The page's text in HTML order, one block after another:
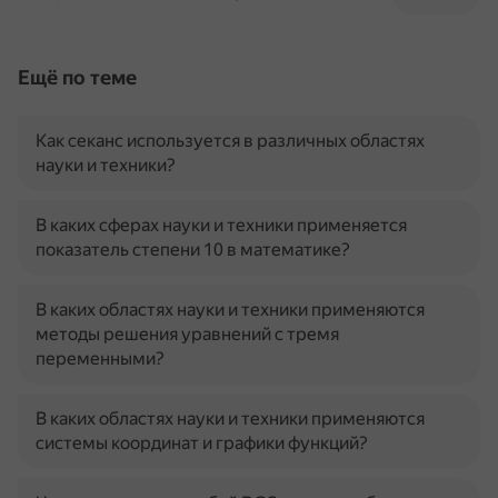
Ещё по теме
Как секанс используется в различных областях
науки и техники?
В каких сферах науки и техники применяется
показатель степени 10 в математике?
В каких областях науки и техники применяются
методы решения уравнений с тремя
переменными?
В каких областях науки и техники применяются
системы координат и графики функций?